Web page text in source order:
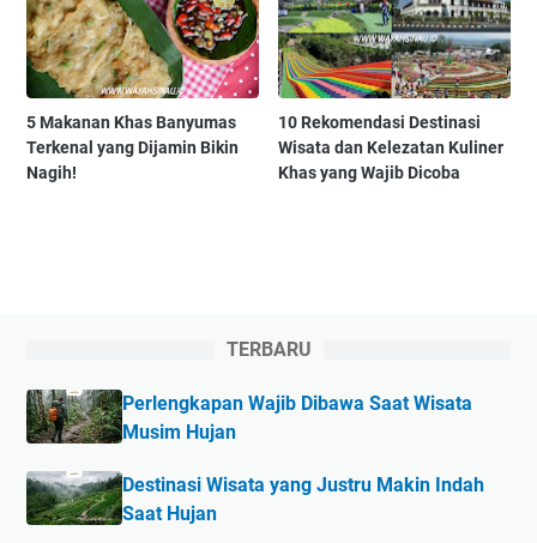
5 Makanan Khas Banyumas
Terkenal yang Dijamin Bikin
Nagih!
10 Rekomendasi Destinasi
Wisata dan Kelezatan Kuliner
Khas yang Wajib Dicoba
TERBARU
Perlengkapan Wajib Dibawa Saat Wisata
Musim Hujan
Destinasi Wisata yang Justru Makin Indah
Saat Hujan